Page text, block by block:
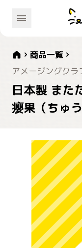
商品一覧
アメージングクラ
日本製 また
癭果（ちゅ